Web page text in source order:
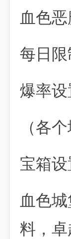
血色
每日
爆率设
（各
宝箱设
血色
料，